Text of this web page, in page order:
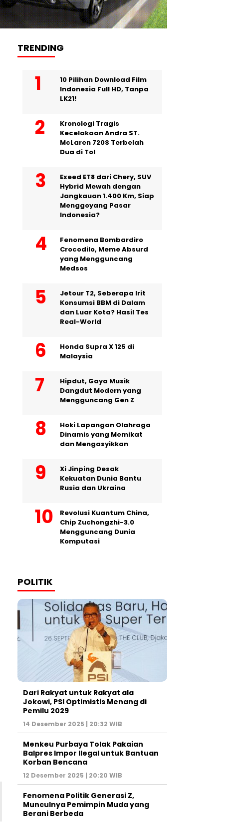
TRENDING
10 Pilihan Download Film
Indonesia Full HD, Tanpa
LK21!
Kronologi Tragis
Kecelakaan Andra ST.
McLaren 720S Terbelah
Dua di Tol
Exeed ET8 dari Chery, SUV
Hybrid Mewah dengan
Jangkauan 1.400 Km, Siap
Menggoyang Pasar
Indonesia?
Fenomena Bombardiro
Crocodilo, Meme Absurd
yang Mengguncang
Medsos
Jetour T2, Seberapa Irit
Konsumsi BBM di Dalam
dan Luar Kota? Hasil Tes
Real-World
Honda Supra X 125 di
Malaysia
Hipdut, Gaya Musik
Dangdut Modern yang
Mengguncang Gen Z
Hoki Lapangan Olahraga
Dinamis yang Memikat
dan Mengasyikkan
Xi Jinping Desak
Kekuatan Dunia Bantu
Rusia dan Ukraina
Revolusi Kuantum China,
Chip Zuchongzhi-3.0
Mengguncang Dunia
Komputasi
POLITIK
Dari Rakyat untuk Rakyat ala
Jokowi, PSI Optimistis Menang di
Pemilu 2029
14 Desember 2025 | 20:32 WIB
Menkeu Purbaya Tolak Pakaian
Balpres Impor Ilegal untuk Bantuan
Korban Bencana
12 Desember 2025 | 20:20 WIB
Fenomena Politik Generasi Z,
Munculnya Pemimpin Muda yang
Berani Berbeda